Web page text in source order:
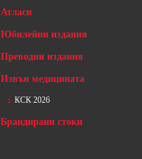
Атласи
Юбилейни издания
Преводни издания
Извън медицината
КСК 2026
Брандирани стоки